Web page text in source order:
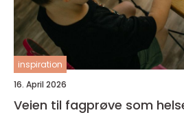
inspiration
16. April 2026
Veien til fagprøve som